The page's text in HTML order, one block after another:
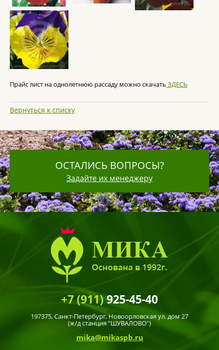
Прайс лист на однолетнюю рассаду можно скачать ЗДЕСЬ
Вернуться к списку
ОСТАЛИСЬ ВОПРОСЫ?
Задайте их менеджеру
+7 (911)925-45-40
197375,Санкт-Петербург, Новоорловская ул. дом 27
(ж/д станция "ШУВАЛОВО")
mika@mikaspb.ru